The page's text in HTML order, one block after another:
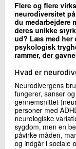
Flere og flere
neurodiversitet
du medarbejdere
deres unikke
ud? Læs med her
psykologisk
rammer, der
Hvad er
Neurodivergens
fungerer, sanser
gennemsnittet
personer med
neurologiske
sygdom, men en
påvirke måden,
og indgår i sociale